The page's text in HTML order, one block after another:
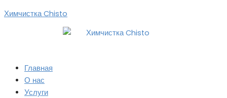
Перейти
Химчистка Chisto
Главная
О нас
Услуги